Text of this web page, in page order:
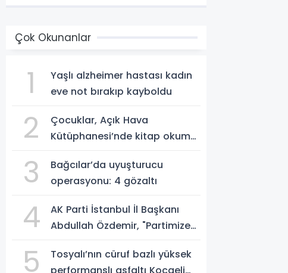
Çok Okunanlar
1
Yaşlı alzheimer hastası kadın
eve not bırakıp kayboldu
2
Çocuklar, Açık Hava
Kütüphanesi’nde kitap okuma
3
Bağcılar’da uyuşturucu
operasyonu: 4 gözaltı
4
AK Parti İstanbul İl Başkanı
Abdullah Özdemir, "Partimize
değil, Türkiye’nin büyümesidir"
5
Tosyalı’nın cüruf bazlı yüksek